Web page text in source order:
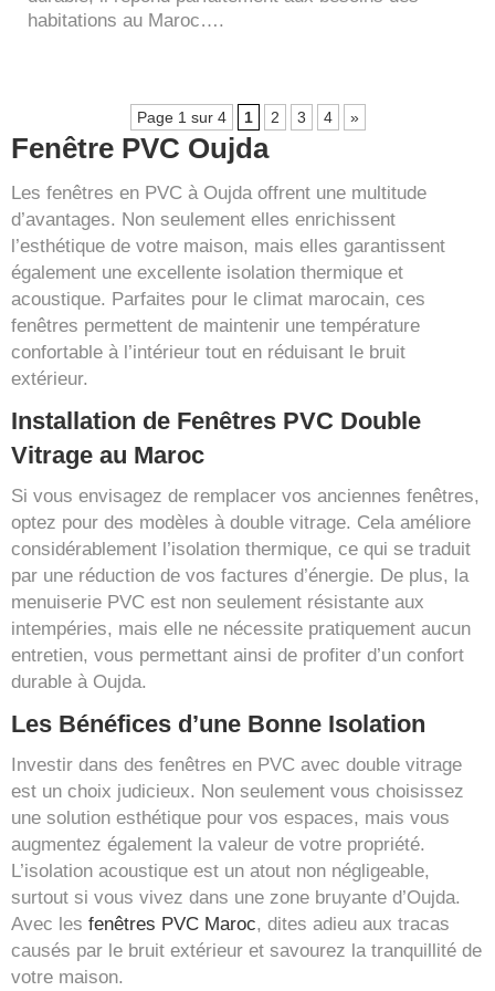
habitations au Maroc….
Page 1 sur 4 1 2 3 4 »
Fenêtre PVC Oujda
Les fenêtres en PVC à Oujda offrent une multitude
d’avantages. Non seulement elles enrichissent
l’esthétique de votre maison, mais elles garantissent
également une excellente isolation thermique et
acoustique. Parfaites pour le climat marocain, ces
fenêtres permettent de maintenir une température
confortable à l’intérieur tout en réduisant le bruit
extérieur.
Installation de Fenêtres PVC Double
Vitrage au Maroc
Si vous envisagez de remplacer vos anciennes fenêtres,
optez pour des modèles à double vitrage. Cela améliore
considérablement l’isolation thermique, ce qui se traduit
par une réduction de vos factures d’énergie. De plus, la
menuiserie PVC est non seulement résistante aux
intempéries, mais elle ne nécessite pratiquement aucun
entretien, vous permettant ainsi de profiter d’un confort
durable à Oujda.
Les Bénéfices d’une Bonne Isolation
Investir dans des fenêtres en PVC avec double vitrage
est un choix judicieux. Non seulement vous choisissez
une solution esthétique pour vos espaces, mais vous
augmentez également la valeur de votre propriété.
L’isolation acoustique est un atout non négligeable,
surtout si vous vivez dans une zone bruyante d’Oujda.
Avec les fenêtres PVC Maroc, dites adieu aux tracas
causés par le bruit extérieur et savourez la tranquillité de
votre maison.